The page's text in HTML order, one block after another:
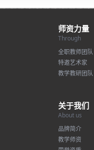
师资力量
Through
全职教师团队
特邀艺术家
教学教研团队
关于我们
About us
品牌简介
教学师资